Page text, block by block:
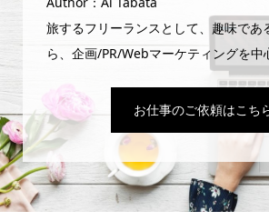
旅するフリーランスとして、趣味であ
ら、企画/PR/Webマーケティングを中
お仕事のご依頼はこち